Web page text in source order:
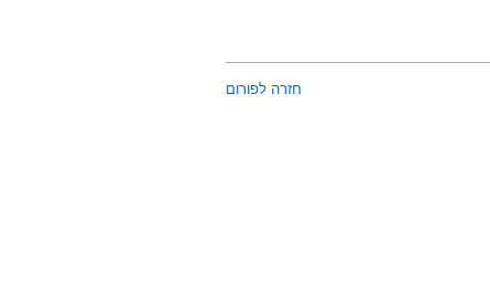
חזרה לפורום